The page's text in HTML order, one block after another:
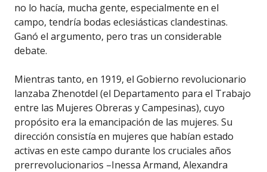
no lo hacía, mucha gente, especialmente en el
campo, tendría bodas eclesiásticas clandestinas.
Ganó el argumento, pero tras un considerable
debate.
Mientras tanto, en 1919, el Gobierno revolucionario
lanzaba Zhenotdel (el Departamento para el Trabajo
entre las Mujeres Obreras y Campesinas), cuyo
propósito era la emancipación de las mujeres. Su
dirección consistía en mujeres que habían estado
activas en este campo durante los cruciales años
prerrevolucionarios –Inessa Armand, Alexandra